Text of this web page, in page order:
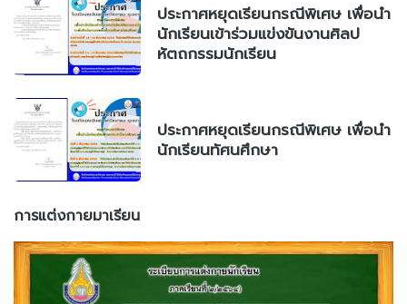
ประกาศหยุดเรียนกรณีพิเศษ เพื่อนำ
นักเรียนเข้าร่วมแข่งขันงานศิลป
หัตถกรรมนักเรียน
ประกาศหยุดเรียนกรณีพิเศษ เพื่อนำ
นักเรียนทัศนศึกษา
การแต่งกายมาเรียน